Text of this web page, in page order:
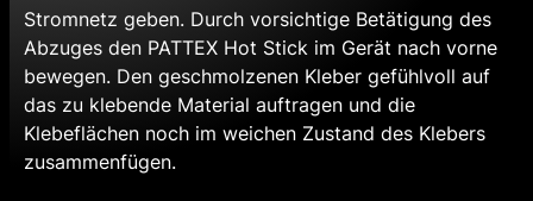
Stromnetz geben. Durch vorsichtige Betätigung des
Abzuges den PATTEX Hot Stick im Gerät nach vorne
bewegen. Den geschmolzenen Kleber gefühlvoll auf
das zu klebende Material auftragen und die
Klebeflächen noch im weichen Zustand des Klebers
zusammenfügen.